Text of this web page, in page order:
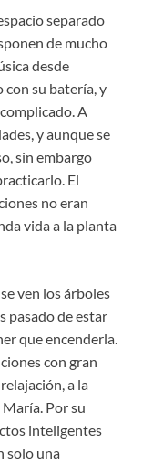
separado
de mucho
desde
con su batería, y
A
y aunque se
sin embargo
El
no eran
vida a la planta
ven los árboles
pasado de estar
que encenderla.
con gran
a la
Por su
inteligentes
solo una